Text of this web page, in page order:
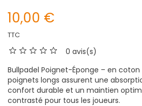
10,00 €
TTC
0 avis(s)
Bullpadel Poignet-Éponge – en
poignets longs assurent une
confort durable et un maintien
contrasté pour tous les joueurs.